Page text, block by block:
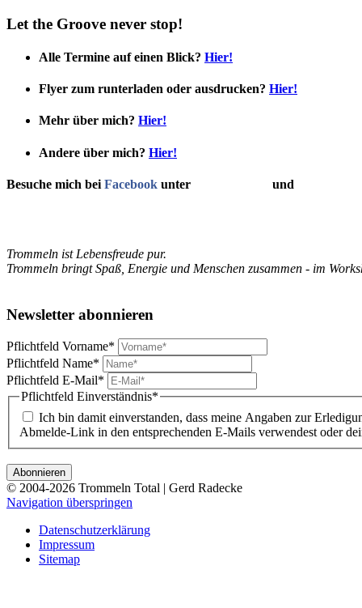
Let the Groove never stop!
Alle Termine auf einen Blick? Hier!
Flyer zum runterladen oder ausdrucken? Hier!
Mehr über mich? Hier!
Andere über mich? Hier!
Besuche mich bei Facebook unter und
Trommeln ist Lebensfreude pur.
Trommeln bringt Spaß, Energie und Menschen zusammen - im
Newsletter abonnieren
Pflichtfeld Vorname*
Pflichtfeld Name*
Pflichtfeld E-Mail*
Pflichtfeld Einverständnis*
Ich bin damit einverstanden, dass meine Angaben zur
Abmelde-Link in den entsprechenden E-Mails verwendest oder
© 2004-2026 Trommeln Total | Gerd Radecke
Navigation überspringen
Datenschutzerklärung
Impressum
Sitemap